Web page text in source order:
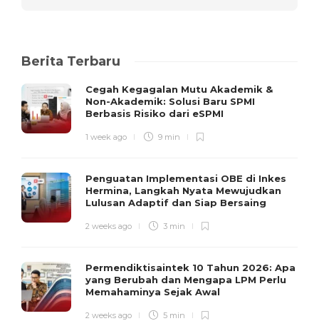
Berita Terbaru
Cegah Kegagalan Mutu Akademik &
Non-Akademik: Solusi Baru SPMI
Berbasis Risiko dari eSPMI
1 week ago 9 min
Penguatan Implementasi OBE di Inkes
Hermina, Langkah Nyata Mewujudkan
Lulusan Adaptif dan Siap Bersaing
2 weeks ago 3 min
Permendiktisaintek 10 Tahun 2026: Apa
yang Berubah dan Mengapa LPM Perlu
Memahaminya Sejak Awal
2 weeks ago 5 min